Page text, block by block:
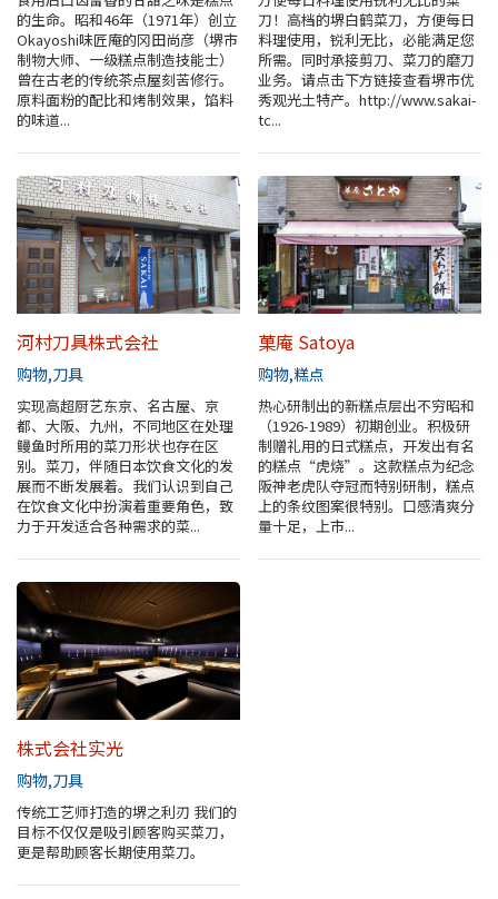
的生命。昭和46年（1971年）创立
Okayoshi味匠庵的冈田尚彦（堺市
制物大师、一级糕点制造技能士）
曾在古老的传统茶点屋刻苦修行。
原料面粉的配比和烤制效果，馅料
的味道...
刀！高档的堺白鹤菜刀，方便每日
料理使用，锐利无比，必能满足您
所需。同时承接剪刀、菜刀的磨刀
业务。请点击下方链接查看堺市优
秀观光土特产。http://www.sakai-
tc...
河村刀具株式会社
购物 刀具
实现高超厨艺东京、名古屋、京
都、大阪、九州，不同地区在处理
鳗鱼时所用的菜刀形状也存在区
别。菜刀，伴随日本饮食文化的发
展而不断发展着。我们认识到自己
在饮食文化中扮演着重要角色，致
力于开发适合各种需求的菜...
菓庵 Satoya
购物 糕点
热心研制出的新糕点层出不穷昭和
（1926-1989）初期创业。积极研
制赠礼用的日式糕点，开发出有名
的糕点“虎烧”。这款糕点为纪念
阪神老虎队夺冠而特别研制，糕点
上的条纹图案很特别。口感清爽分
量十足，上市...
株式会社实光
购物 刀具
传统工艺师打造的堺之利刃 我们的
目标不仅仅是吸引顾客购买菜刀，
更是帮助顾客长期使用菜刀。